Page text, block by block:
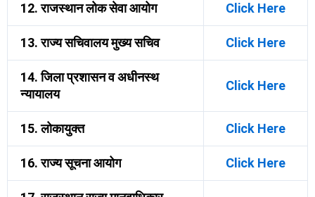
12. राजस्थान लोक सेवा आयोग Click Here
13. राज्य सचिवालय मुख्य सचिव Click Here
14. जिला प्रशासन व अधीनस्थ
न्यायालय
Click Here
15. लोकायुक्त Click Here
16. राज्य सूचना आयोग Click Here